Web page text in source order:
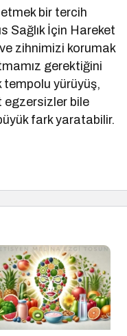
bir tercih
Sağlık İçin Hareket
zihnimizi korumak
gerektiğini
tempolu yürüyüş,
egzersizler bile
fark yaratabilir.